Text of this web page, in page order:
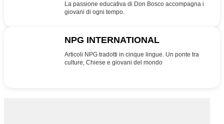
La passione educativa di Don Bosco accompagna i
giovani di ogni tempo.
NPG INTERNATIONAL
Articoli NPG tradotti in cinque lingue. Un ponte tra
culture, Chiese e giovani del mondo